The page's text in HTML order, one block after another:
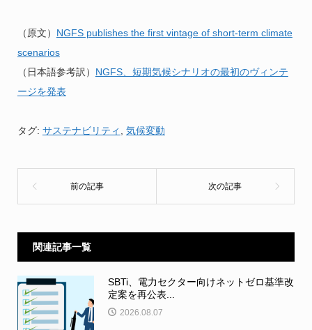
（原文） NGFS publishes the first vintage of short-term climate
scenarios
（日本語参考訳） NGFS、短期気候シナリオの最初のヴィンテ
ージを発表
タグ: サステナビリティ 気候変動
関連記事一覧
SBTi、電力セクター向けネットゼロ基準改
定案を再公表...
2026.08.07